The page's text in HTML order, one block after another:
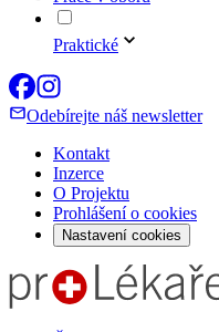
Praktické
Odebírejte náš newsletter
Kontakt
Inzerce
O Projektu
Prohlášení o cookies
Nastavení cookies